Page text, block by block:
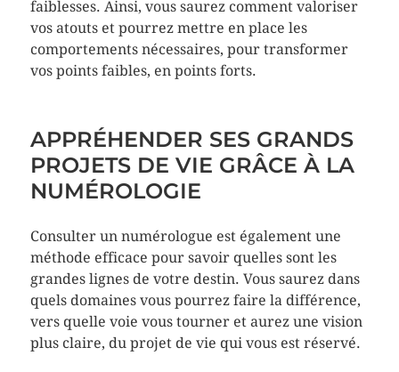
faiblesses. Ainsi, vous saurez comment valoriser
vos atouts et pourrez mettre en place les
comportements nécessaires, pour transformer
vos points faibles, en points forts.
APPRÉHENDER SES GRANDS
PROJETS DE VIE GRÂCE À LA
NUMÉROLOGIE
Consulter un numérologue est également une
méthode efficace pour savoir quelles sont les
grandes lignes de votre destin. Vous saurez dans
quels domaines vous pourrez faire la différence,
vers quelle voie vous tourner et aurez une vision
plus claire, du projet de vie qui vous est réservé.